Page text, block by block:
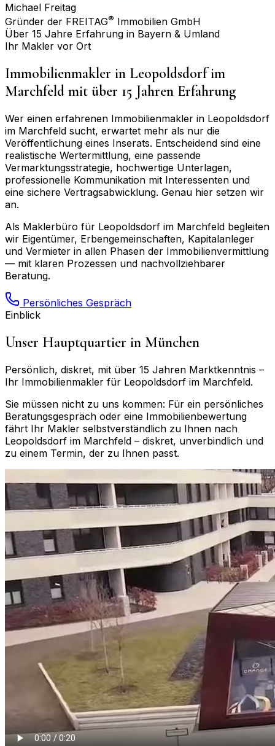
Michael Freitag
Gründer der FREITAG® Immobilien GmbH
Über 15 Jahre Erfahrung in Bayern & Umland
Ihr Makler vor Ort
Immobilienmakler in Leopoldsdorf im
Marchfeld mit über 15 Jahren Erfahrung
Wer einen erfahrenen Immobilienmakler in Leopoldsdorf
im Marchfeld sucht, erwartet mehr als nur die
Veröffentlichung eines Inserats. Entscheidend sind eine
realistische Wertermittlung, eine passende
Vermarktungsstrategie, hochwertige Unterlagen,
professionelle Kommunikation mit Interessenten und
eine sichere Vertragsabwicklung. Genau hier setzen wir
an.
Als Maklerbüro für Leopoldsdorf im Marchfeld begleiten
wir Eigentümer, Erbengemeinschaften, Kapitalanleger
und Vermieter in allen Phasen der Immobilienvermittlung
— mit klaren Prozessen und nachvollziehbarer
Beratung.
Persönliches Gespräch
Einblick
Unser Hauptquartier in München
Persönlich, diskret, mit über 15 Jahren Marktkenntnis –
Ihr Immobilienmakler für Leopoldsdorf im Marchfeld.
Sie müssen nicht zu uns kommen: Für ein persönliches
Beratungsgespräch oder eine Immobilienbewertung
fährt Ihr Makler selbstverständlich zu Ihnen nach
Leopoldsdorf im Marchfeld – diskret, unverbindlich und
zu einem Termin, der zu Ihnen passt.